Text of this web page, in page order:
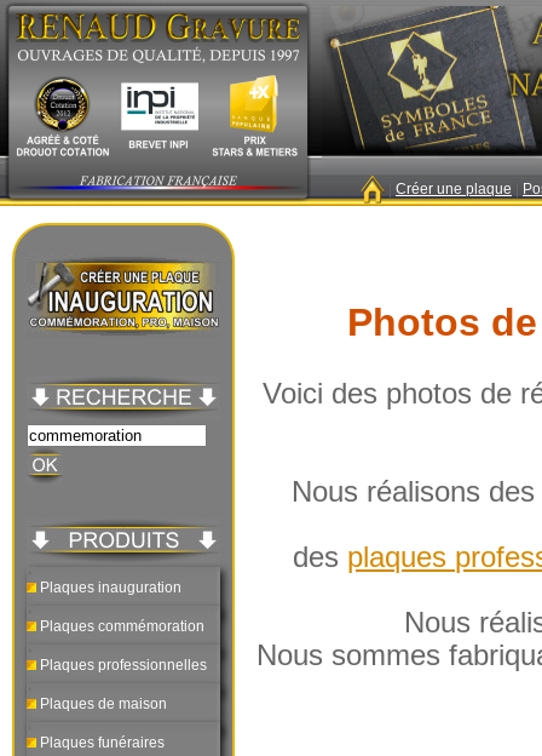
Créer une plaque
Plaques inauguration
Plaques commémoration
Plaques professionnelles
Plaques de maison
Plaques funéraires
Photos
Voici des photos de
Nous réalisons des
des plaques
Nous
Nous sommes